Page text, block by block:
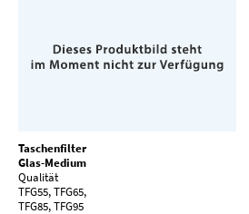
Taschenfilter
Glas-Medium
Qualität
TFG55, TFG65,
TFG85, TFG95